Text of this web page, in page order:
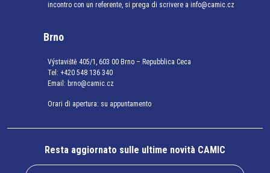
incontro con un referente, si prega di scrivere a info@camic.cz
Brno
Výstaviště 405/1, 603 00 Brno – Repubblica Ceca
Tel: +420 548 136 340
Email: brno@camic.cz
Orari di apertura: su appuntamento
Resta aggiornato sulle ultime novità CAMIC